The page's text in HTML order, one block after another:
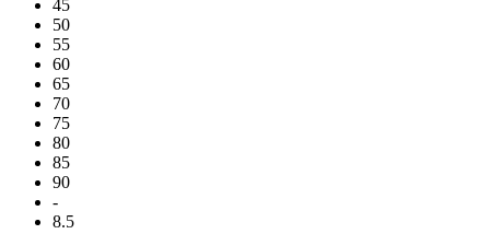
45
50
55
60
65
70
75
80
85
90
-
8.5